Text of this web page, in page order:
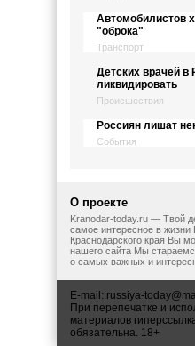
Автомобилистов
"оброка"
Транспорт
Детских врачей в
ликвидировать
Происшествия
Россиян лишат
События
О проекте
Kranodar-today.ru — Твой
самое интересное в жизни
Краснодарского края Вы
нашего сайта Мы
о самых важных и
E-mail: russiya-
При перепечатке и
материалов
обязательна. 18+